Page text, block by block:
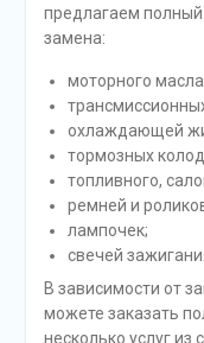
предлагаем полный
замена:
моторного
охлаждающей
тормозных
топливного,
ремней и
лампочек;
свечей
В зависимости от
можете заказать
несколько услуг из